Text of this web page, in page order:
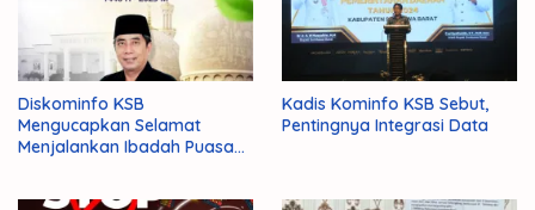
Diskominfo KSB
Mengucapkan Selamat
Menjalankan Ibadah Puasa
Kadis Kominfo KSB Sebut,
Pentingnya Integrasi Data